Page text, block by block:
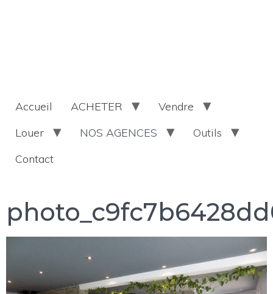
Accueil ACHETER
Vendre
Louer
NOS AGENCES
Outils
Contact